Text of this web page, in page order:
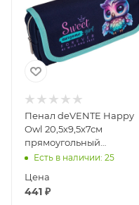
Пенал deVENTE Happy
Owl 20,5х9,5х7см
прямоугольный
7020404
Есть в наличии: 25
Цена
441 ₽